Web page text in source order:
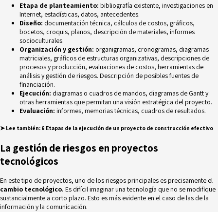
Etapa de planteamiento: bibliografía existente, investigaciones en
Internet, estadísticas, datos, antecedentes.
Diseño: documentación técnica, cálculos de costos, gráficos,
bocetos, croquis, planos, descripción de materiales, informes
socioculturales.
Organización y gestión: organigramas, cronogramas, diagramas
matriciales, gráficos de estructuras organizativas, descripciones de
procesos y producción, evaluaciones de costos, herramientas de
análisis y gestión de riesgos. Descripción de posibles fuentes de
financiación.
Ejecución: diagramas o cuadros de mandos, diagramas de Gantt y
otras herramientas que permitan una visión estratégica del proyecto.
Evaluación: informes, memorias técnicas, cuadros de resultados.
➤ Lee también: 6 Etapas de la ejecución de un proyecto de construcción efectivo
La gestión de riesgos en proyectos
tecnológicos
En este tipo de proyectos, uno de los riesgos principales es precisamente el
cambio tecnológico. Es difícil imaginar una tecnología que no se modifique
sustancialmente a corto plazo. Esto es más evidente en el caso de las de la
información y la comunicación.